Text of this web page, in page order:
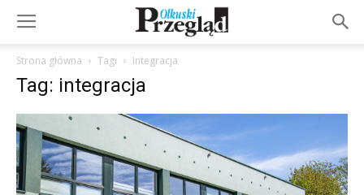
Strona główna Tagi Integracja
Tag: integracja